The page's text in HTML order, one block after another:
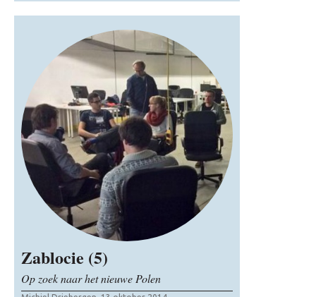
Zablocie (5)
Op zoek naar het nieuwe Polen